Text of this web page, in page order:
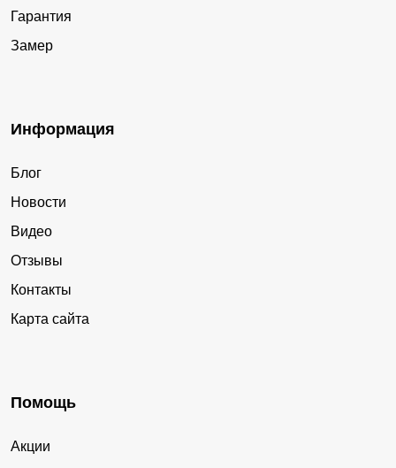
Гарантия
Замер
Информация
Блог
Новости
Видео
Отзывы
Контакты
Карта сайта
Помощь
Акции